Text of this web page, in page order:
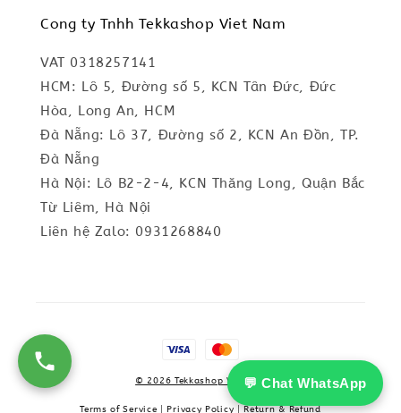
💬 Chat WhatsApp
Cong ty Tnhh Tekkashop Viet Nam
VAT 0318257141
HCM: Lô 5, Đường số 5, KCN Tân Đức, Đức
Hòa, Long An, HCM
Đà Nẵng: Lô 37, Đường số 2, KCN An Đồn, TP.
Đà Nẵng
Hà Nội: Lô B2-2-4, KCN Thăng Long, Quận Bắc
Từ Liêm, Hà Nội
Liên hệ Zalo: 0931268840
© 2026 Tekkashop Vietnam
Terms of Service Privacy Policy |Return & Refund